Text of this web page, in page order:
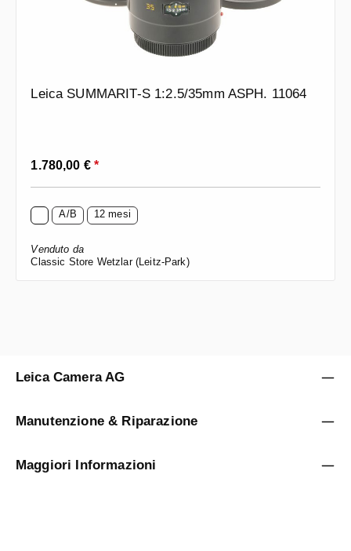
Leica SUMMARIT-S 1:2.5/35mm ASPH. 11064
Prezzo normale:
1.780,00 €*
A/B 12 mesi
Venduto da
Classic Store Wetzlar (Leitz-Park)
Leica Camera AG
Manutenzione & Riparazione
Maggiori Informazioni